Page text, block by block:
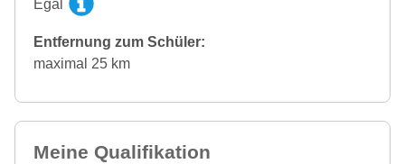
Egal
Entfernung zum Schüler:
maximal 25 km
Meine Qualifikation